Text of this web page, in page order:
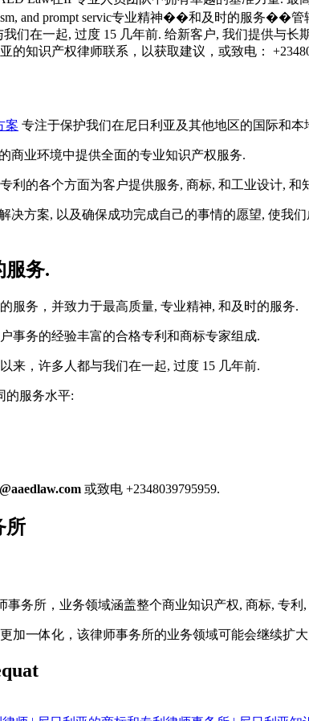
案 专注于保护我们在尼日利亚及其他地区的国际和本
商业环境中提供全面的专业知识产权服务.
利的各个方面为客户提供服务, 商标, 和工业设计,
决方案, 以及确保成功完成自己的事情的愿望, 使我
服务.
服务，并致力于最高质量, 专业精神, 和及时的服务.
事务的经验丰富的合格专利和商标专家组成.
来，许多人都与我们在一起, 过度 15 几年前.
的服务水平:
或致电 +2348039795959.
所
务所，业务领域涵盖整个商业知识产权, 商标, 专
加一体化，该律师事务所的业务领域可能会继续扩